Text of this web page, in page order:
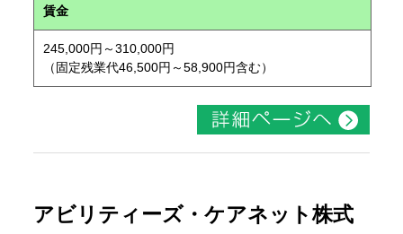
賃金
245,000円～310,000円
（固定残業代46,500円～58,900円含む）
アビリティーズ・ケアネット株式